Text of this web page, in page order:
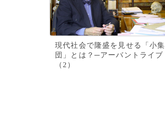
現代社会で隆盛を見せる「小集
団」とは？─アーバントライブ
（2）